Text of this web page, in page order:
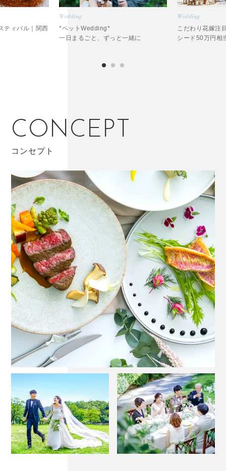
ティバル｜関西
Wedding
*ペットWedding*
一日まるごと、ずっと一緒に
Wedding
こだわり花嫁注
シード50万円相
CONCEPT
コンセプト